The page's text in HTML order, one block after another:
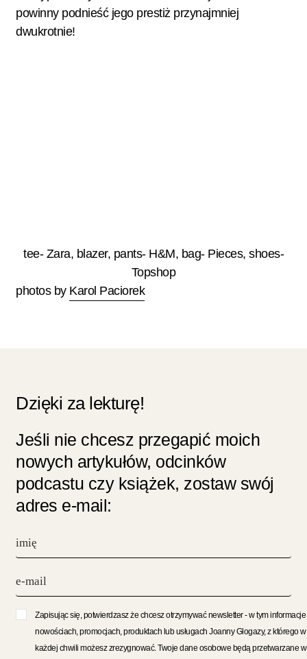
powinny podnieść jego prestiż przynajmniej
dwukrotnie!
tee- Zara, blazer, pants- H&M, bag- Pieces, shoes-
Topshop
photos by Karol Paciorek
Dzięki za lekturę!
Jeśli nie chcesz przegapić moich
nowych artykułów, odcinków
podcastu czy książek, zostaw swój
adres e-mail:
Zapisując się, potwierdzasz że chcesz otrzymywać newsletter - w tym informacje
nowościach, promocjach, produktach lub usługach Joanny Glogazy, z którego w
każdej chwili możesz zrezygnować. Twoje dane osobowe będą przetwarzane